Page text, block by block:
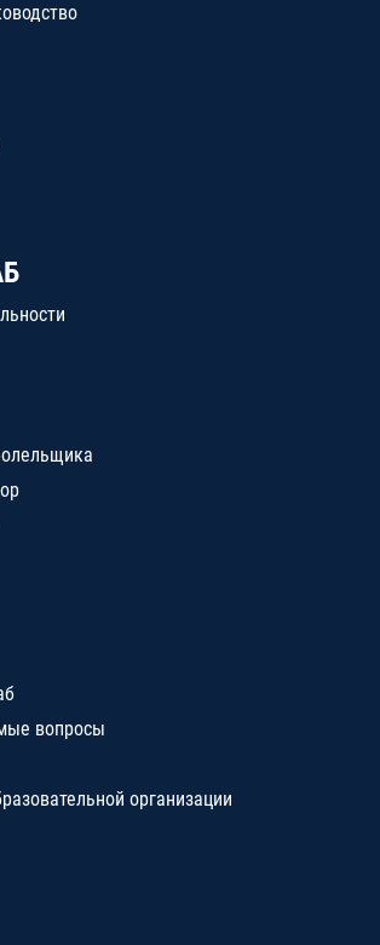
вопросы
организации